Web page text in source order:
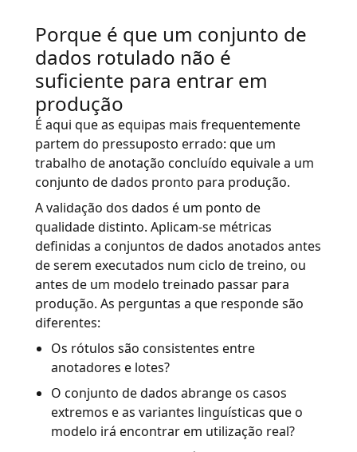
Porque é que um conjunto de
dados rotulado não é
suficiente para entrar em
produção
É aqui que as equipas mais frequentemente
partem do pressuposto errado: que um
trabalho de anotação concluído equivale a um
conjunto de dados pronto para produção.
A validação dos dados é um ponto de
qualidade distinto. Aplicam-se métricas
definidas a conjuntos de dados anotados antes
de serem executados num ciclo de treino, ou
antes de um modelo treinado passar para
produção. As perguntas a que responde são
diferentes:
Os rótulos são consistentes entre
anotadores e lotes?
O conjunto de dados abrange os casos
extremos e as variantes linguísticas que o
modelo irá encontrar em utilização real?